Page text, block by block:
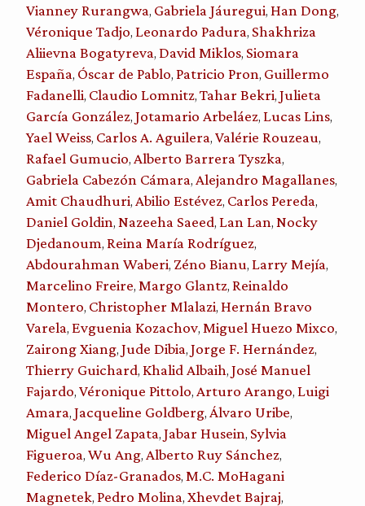
Vianney Rurangwa, Gabriela Jáuregui, Han Dong,
Véronique Tadjo, Leonardo Padura, Shakhriza
Aliievna Bogatyreva, David Miklos, Siomara
España, Óscar de Pablo, Patricio Pron, Guillermo
Fadanelli, Claudio Lomnitz, Tahar Bekri, Julieta
García González, Jotamario Arbeláez, Lucas Lins,
Yael Weiss, Carlos A. Aguilera, Valérie Rouzeau,
Rafael Gumucio, Alberto Barrera Tyszka,
Gabriela Cabezón Cámara, Alejandro Magallanes,
Amit Chaudhuri, Abilio Estévez, Carlos Pereda,
Daniel Goldin, Nazeeha Saeed, Lan Lan, Nocky
Djedanoum, Reina María Rodríguez,
Abdourahman Waberi, Zéno Bianu, Larry Mejía,
Marcelino Freire, Margo Glantz, Reinaldo
Montero, Christopher Mlalazi, Hernán Bravo
Varela, Evguenia Kozachov, Miguel Huezo Mixco,
Zairong Xiang, Jude Dibia, Jorge F. Hernández,
Thierry Guichard, Khalid Albaih, José Manuel
Fajardo, Véronique Pittolo, Arturo Arango, Luigi
Amara, Jacqueline Goldberg, Álvaro Uribe,
Miguel Angel Zapata, Jabar Husein, Sylvia
Figueroa, Wu Ang, Alberto Ruy Sánchez,
Federico Díaz-Granados, M.C. MoHagani
Magnetek, Pedro Molina, Xhevdet Bajraj,